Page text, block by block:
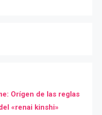
Orígen de las reglas
«renai kinshi»